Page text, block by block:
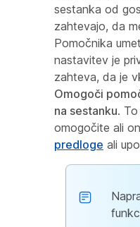
sestanka od
zahtevajo, da
Pomočnika
nastavitev je
zahteva, da je
Omogoči
na sestanku.
omogočite ali
predloge ali